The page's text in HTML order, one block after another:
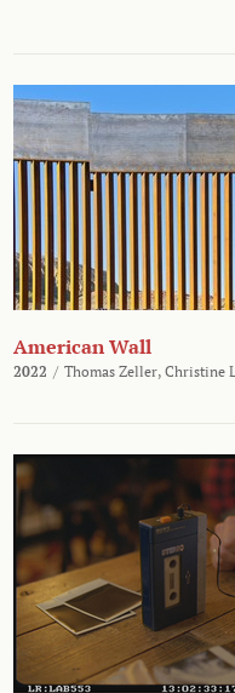
American Wall
2022 / Thomas Zeller, Christine